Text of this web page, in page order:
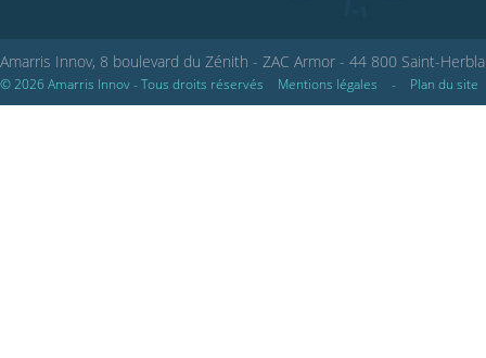
Amarris Innov, 8 boulevard du Zénith - ZAC Armor - 44 800 Saint-
© 2026 Amarris Innov - Tous droits réservés Mentions légales - Plan du site